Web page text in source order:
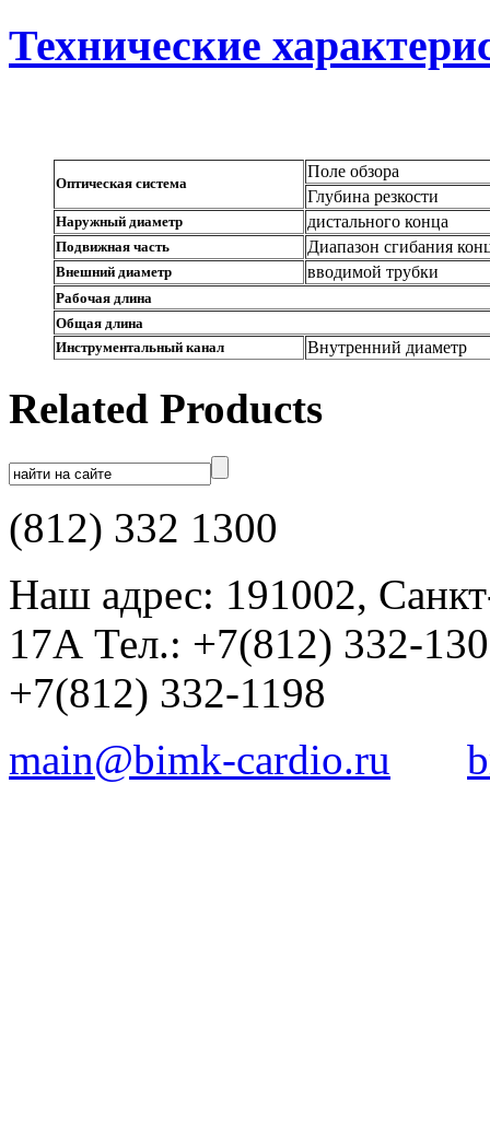
Технические
Оптическая система
Поле обзора
Глубина резкости
Наружный диаметр дистального конца
Подвижная часть Диапазон сгибания
Внешний диаметр вводимой трубки
Рабочая длина
Общая длина
Инструментальный канал
Внутренний диаметр
Related Products
(812) 332 1300
Наш адрес: 191002,
17А Тел.: +7(812) 332-
+7(812) 332-1198
main@bimk-cardio.ru